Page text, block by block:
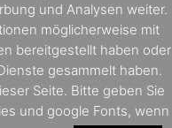
und Analysen weiter.
möglicherweise mit
bereitgestellt haben oder
gesammelt haben.
Seite. Bitte geben Sie
und google Fonts, wenn